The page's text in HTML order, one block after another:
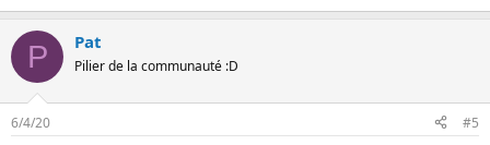
P Pat
Pilier de la communauté :D
6/4/20 #5